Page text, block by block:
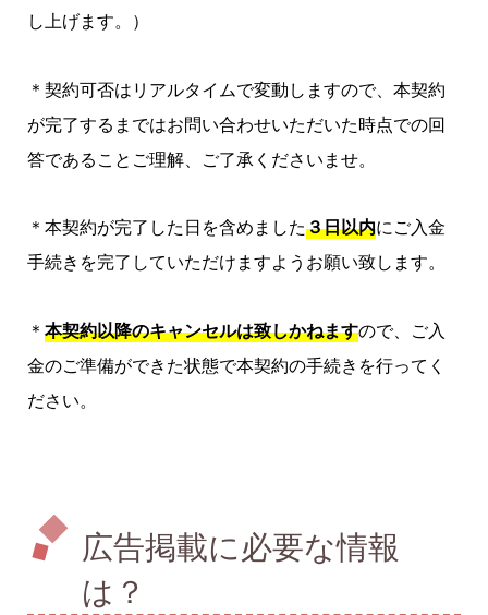
し上げます。）
＊契約可否はリアルタイムで変動しますので、本契約
が完了するまではお問い合わせいただいた時点での回
答であることご理解、ご了承くださいませ。
＊本契約が完了した日を含めました３日以内にご入金
手続きを完了していただけますようお願い致します。
＊ 本契約以降のキャンセルは致しかねますので、ご入
金のご準備ができた状態で本契約の手続きを行ってく
ださい。
広告掲載に必要な情報
は？